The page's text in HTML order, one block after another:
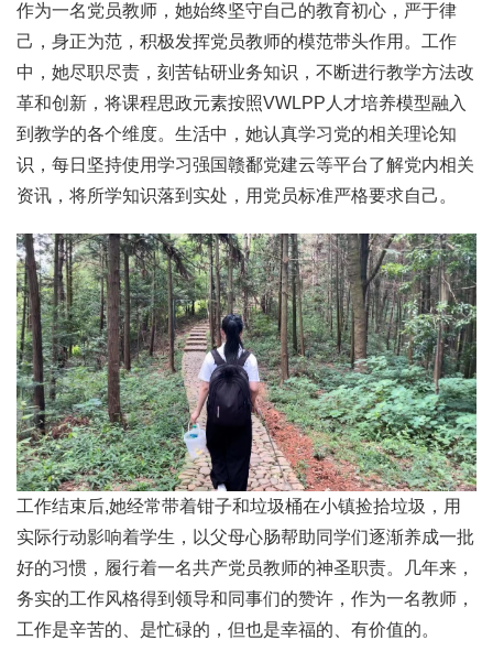
作为一名党员教师，她始终坚守自己的教育初心，严于律
己，身正为范，积极发挥党员教师的模范带头作用。工作
中，她尽职尽责，刻苦钻研业务知识，不断进行教学方法改
革和创新，将课程思政元素按照VWLPP人才培养模型融入
到教学的各个维度。生活中，她认真学习党的相关理论知
识，每日坚持使用学习强国赣鄱党建云等平台了解党内相关
资讯，将所学知识落到实处，用党员标准严格要求自己。
工作结束后,她经常带着钳子和垃圾桶在小镇捡拾垃圾，用
实际行动影响着学生，以父母心肠帮助同学们逐渐养成一批
好的习惯，履行着一名共产党员教师的神圣职责。几年来，
务实的工作风格得到领导和同事们的赞许，作为一名教师，
工作是辛苦的、是忙碌的，但也是幸福的、有价值的。